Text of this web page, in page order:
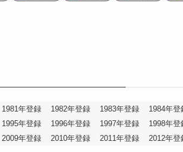
1981年登録 1982年登録 1983年登録 1984年登
1995年登録 1996年登録 1997年登録 1998年登
2009年登録 2010年登録 2011年登録 2012年登